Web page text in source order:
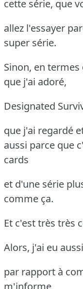
cette série, que
allez l'essayer
super série.
Sinon, en
que j'ai adoré,
Designated
que j'ai regardé
aussi parce que
cards
et d'une série
comme ça.
Et c'est très très
Alors, j'ai eu
par rapport à
m'informe